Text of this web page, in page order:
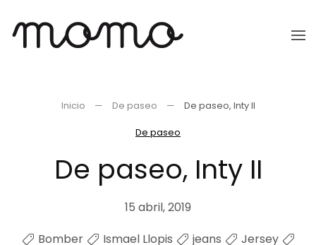
Ir
Inicio De paseo
De paseo, Inty II
De paseo
De paseo, Inty II
15 abril, 2019
Bomber
Ismael Llopis jeans
Jersey